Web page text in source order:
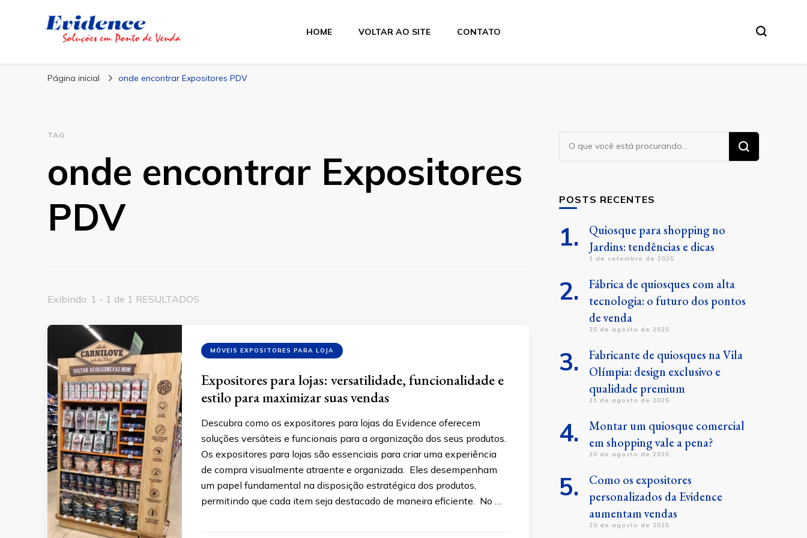
Blog Evidence
HOME VOLTAR AO SITE CONTATO
Página inicial onde encontrar Expositores PDV
TAG
onde encontrar Expositores
PDV
Exibindo: 1 - 1 de 1 RESULTADOS
MÓVEIS EXPOSITORES PARA LOJA
Expositores para lojas: versatilidade, funcionalidade e
estilo para maximizar suas vendas
Descubra como os expositores para lojas da Evidence oferecem
soluções versáteis e funcionais para a organização dos seus produtos.
Os expositores para lojas são essenciais para criar uma experiência
de compra visualmente atraente e organizada. Eles desempenham
um papel fundamental na disposição estratégica dos produtos,
permitindo que cada item seja destacado de maneira eficiente. No …
Procurando
algo?
POSTS RECENTES
Quiosque para shopping no
Jardins: tendências e dicas
1 de setembro de 2025
Fábrica de quiosques com alta
tecnologia: o futuro dos pontos
de venda
25 de agosto de 2025
Fabricante de quiosques na Vila
Olímpia: design exclusivo e
qualidade premium
21 de agosto de 2025
Montar um quiosque comercial
em shopping vale a pena?
20 de agosto de 2025
Como os expositores
personalizados da Evidence
aumentam vendas
20 de agosto de 2025